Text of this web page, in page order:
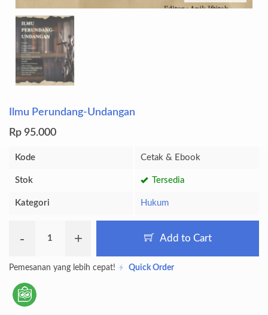
Ilmu Perundang-Undangan
Rp 95.000
Kode Cetak & Ebook
Stok Tersedia
Kategori Hukum
- + Add to Cart
Pemesanan yang lebih cepat! Quick Order